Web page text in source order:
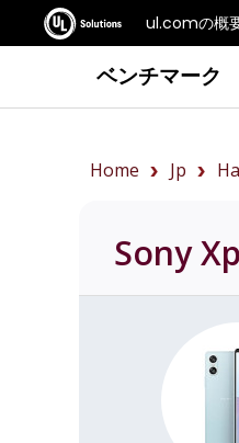
ul.comの概
ベンチマーク
Home Jp
Sony